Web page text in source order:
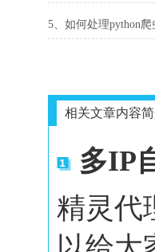
5、如何处理python
相关文章内容
多IP
精灵代